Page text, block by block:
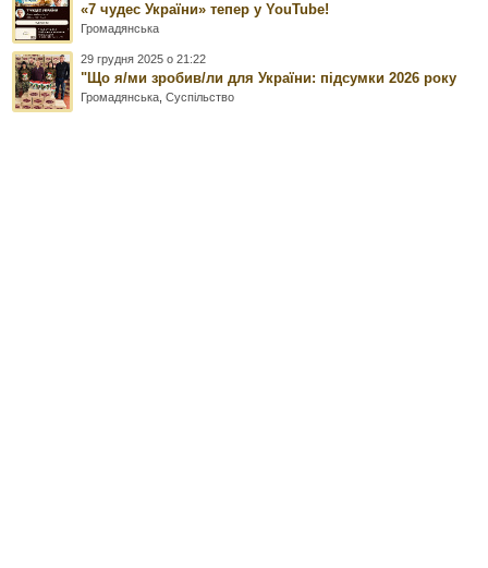
«7 чудес України» тепер у YouTube!
Громадянська
29 грудня 2025 о 21:22
"Що я/ми зробив/ли для України: підсумки 2026 року
Громадянська,Суспільство